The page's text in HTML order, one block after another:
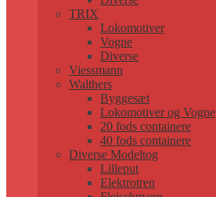
TRIX
Lokomotiver
Vogne
Diverse
Viessmann
Walthers
Byggesæt
Lokomotiver og Vogne
20 fods containere
40 fods containere
Diverse Modeltog
Lilleput
Elektrotren